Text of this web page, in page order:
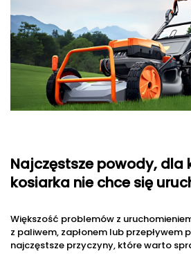
Najczęstsze powody, dla
kosiarka nie chce się
Większość problemów z
z paliwem, zapłonem lub przepływem
najczęstsze przyczyny, które warto